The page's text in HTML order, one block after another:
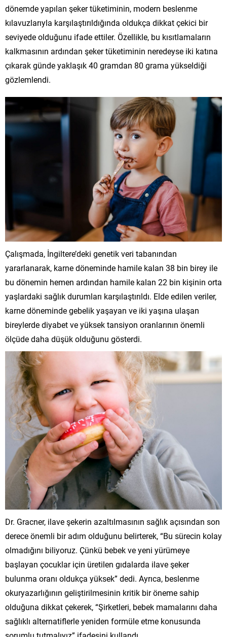
dönemde yapılan şeker tüketiminin, modern beslenme
kılavuzlarıyla karşılaştırıldığında oldukça dikkat çekici bir
seviyede olduğunu ifade ettiler. Özellikle, bu kısıtlamaların
kalkmasının ardından şeker tüketiminin neredeyse iki katına
çıkarak günde yaklaşık 40 gramdan 80 grama yükseldiği
gözlemlendi.
Çalışmada, İngiltere’deki genetik veri tabanından
yararlanarak, karne döneminde hamile kalan 38 bin birey ile
bu dönemin hemen ardından hamile kalan 22 bin kişinin orta
yaşlardaki sağlık durumları karşılaştırıldı. Elde edilen veriler,
karne döneminde gebelik yaşayan ve iki yaşına ulaşan
bireylerde diyabet ve yüksek tansiyon oranlarının önemli
ölçüde daha düşük olduğunu gösterdi.
Dr. Gracner, ilave şekerin azaltılmasının sağlık açısından son
derece önemli bir adım olduğunu belirterek, “Bu sürecin kolay
olmadığını biliyoruz. Çünkü bebek ve yeni yürümeye
başlayan çocuklar için üretilen gıdalarda ilave şeker
bulunma oranı oldukça yüksek” dedi. Ayrıca, beslenme
okuryazarlığının geliştirilmesinin kritik bir öneme sahip
olduğuna dikkat çekerek, “Şirketleri, bebek mamalarını daha
sağlıklı alternatiflerle yeniden formüle etme konusunda